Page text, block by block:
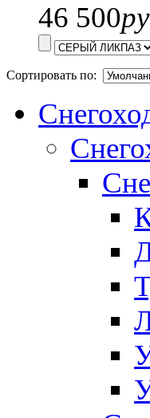
46 500
Сортировать по: